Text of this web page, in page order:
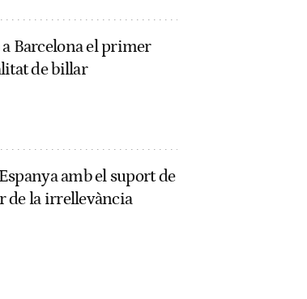
a Barcelona el primer
de billar
amb el suport de
de la irrellevància